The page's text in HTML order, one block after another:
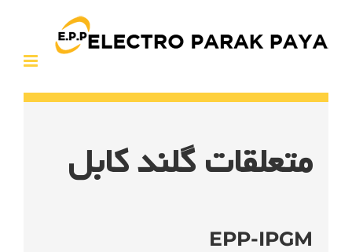
متعلقات گلند کابل
EPP-IPGM